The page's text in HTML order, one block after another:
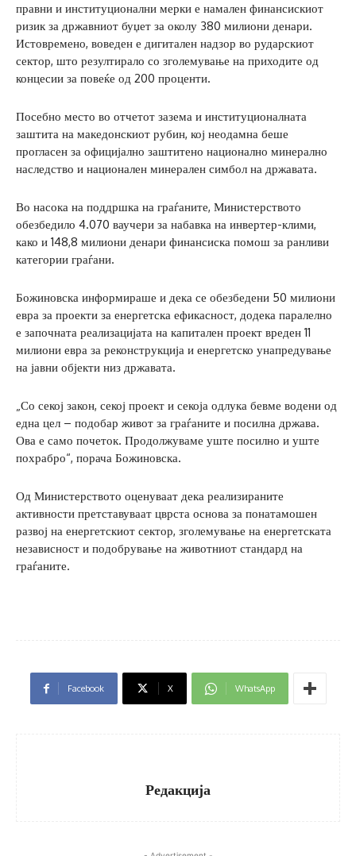
правни и институционални мерки е намален финансискиот
ризик за државниот буџет за околу 380 милиони денари.
Истовремено, воведен е дигитален надзор во рударскиот
сектор, што резултирало со зголемување на приходите од
концесии за повеќе од 200 проценти.
Посебно место во отчетот зазема и институционалната
заштита на македонскиот рубин, кој неодамна беше
прогласен за официјално заштитено национално минерално
наследство и национален минерален симбол на државата.
Во насока на поддршка на граѓаните, Министерството
обезбедило 4.070 ваучери за набавка на инвертер-клими,
како и 148,8 милиони денари финансиска помош за ранливи
категории граѓани.
Божиновска информираше и дека се обезбедени 50 милиони
евра за проекти за енергетска ефикасност, додека паралелно
е започната реализацијата на капитален проект вреден 11
милиони евра за реконструкција и енергетско унапредување
на јавни објекти низ државата.
„Со секој закон, секој проект и секоја одлука бевме водени од
една цел – подобар живот за граѓаните и посилна држава.
Ова е само почеток. Продолжуваме уште посилно и уште
похрабро“, порача Божиновска.
Од Министерството оценуваат дека реализираните
активности претставуваат цврста основа за понатамошен
развој на енергетскиот сектор, зголемување на енергетската
независност и подобрување на животниот стандард на
граѓаните.
Facebook X WhatsApp
Редакција